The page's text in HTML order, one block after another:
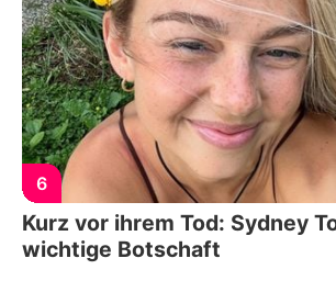
6
Kurz vor ihrem Tod: Sydney
wichtige Botschaft